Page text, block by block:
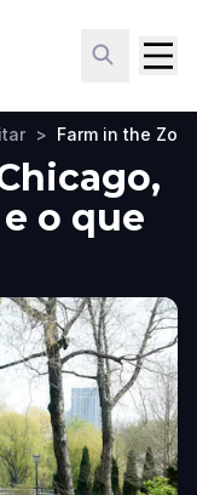
> Farm in the Zoo
o que